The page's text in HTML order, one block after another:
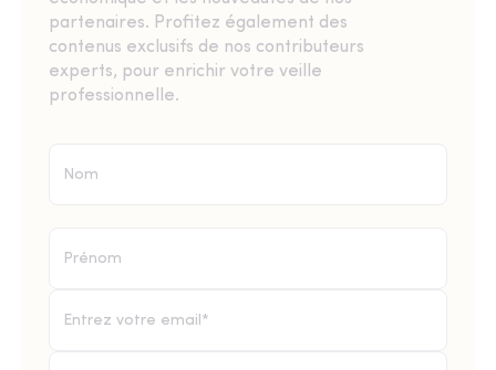
partenaires. Profitez également des
contenus exclusifs de nos contributeurs
experts, pour enrichir votre veille
professionnelle.